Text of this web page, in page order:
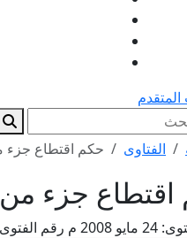
الفتاوى حكم اقتطاع جزء
جزء من
رقم